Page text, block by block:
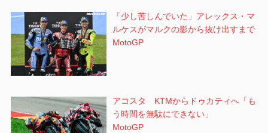
「少し苦しんでいた」アレックス・マ
ルケスがマルクの影から抜け出すまで
MotoGP
アコスタ KTMからドゥカティへ「も
う時間を無駄にできない」
MotoGP